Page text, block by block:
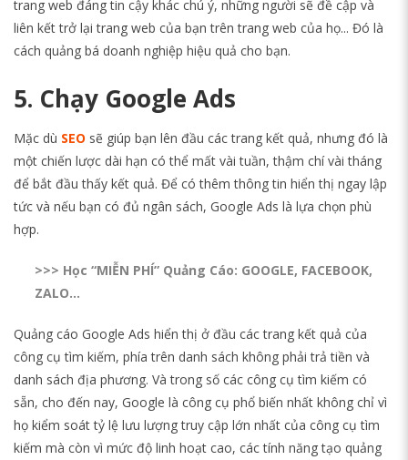
trang web đáng tin cậy khác chú ý, những người sẽ đề cập và
liên kết trở lại trang web của bạn trên trang web của họ... Đó là
cách quảng bá doanh nghiệp hiệu quả cho bạn.
5. Chạy Google Ads
Mặc dù SEO sẽ giúp bạn lên đầu các trang kết quả, nhưng đó là
một chiến lược dài hạn có thể mất vài tuần, thậm chí vài tháng
để bắt đầu thấy kết quả. Để có thêm thông tin hiển thị ngay lập
tức và nếu bạn có đủ ngân sách, Google Ads là lựa chọn phù
hợp.
>>> Học “MIỄN PHÍ” Quảng Cáo: GOOGLE, FACEBOOK,
ZALO…
Quảng cáo Google Ads hiển thị ở đầu các trang kết quả của
công cụ tìm kiếm, phía trên danh sách không phải trả tiền và
danh sách địa phương. Và trong số các công cụ tìm kiếm có
sẵn, cho đến nay, Google là công cụ phổ biến nhất không chỉ vì
họ kiểm soát tỷ lệ lưu lượng truy cập lớn nhất của công cụ tìm
kiếm mà còn vì mức độ linh hoạt cao, các tính năng tạo quảng